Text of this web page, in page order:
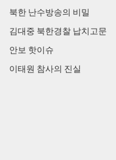
북한 난수방송의 비밀
김대중 북한경찰 납치고문
안보 핫이슈
이태원 참사의 진실